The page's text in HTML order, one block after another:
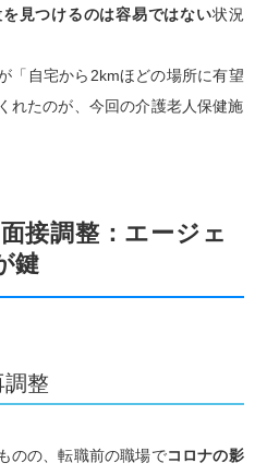
見つけるのは容易ではない状況
「自宅から2kmほどの場所に有望
れたのが、今回の介護老人保健施
接調整：エージェ
鍵
整
のの、転職前の職場でコロナの影